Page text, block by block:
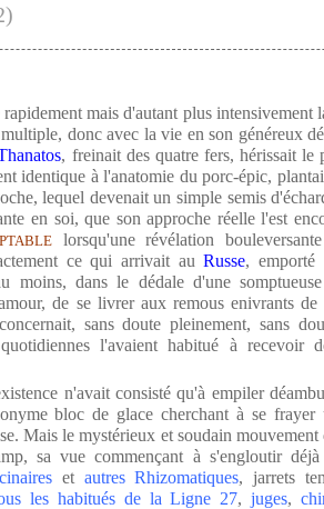
rapidement mais d'autant plus intensivement
donc avec la vie en son généreux
, freinait des quatre fers, hérissait
identique à l'anatomie du porc-épic,
lequel devenait un simple semis
en soi, que son approche réelle l'est
lorsqu'une révélation
ce qui arrivait auRusse,
moins, dans le dédale d'une
de se livrer aux remous enivrants
sans doute pleinement, sans
l'avaient habitué à recevoir
n'avait consisté qu'à empiler
bloc de glace cherchant à se
Mais le mystérieux et soudain mouvement
sa vue commençant à s'engloutir
et autres Rhizomatiques, jarrets
les habitués de la Ligne 27,juges,